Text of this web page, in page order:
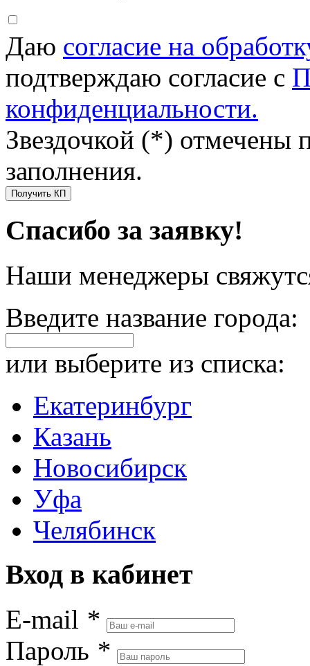
Даю согласие на
подтверждаю согласие с
конфиденциальности.
Звездочкой (*) отмечены
заполнения.
Получить КП
Спасибо за заявку!
Наши менеджеры
Введите название города:
или выберите из списка:
Екатеринбург
Казань
Новосибирск
Уфа
Челябинск
Вход в кабинет
E-mail *
Пароль *